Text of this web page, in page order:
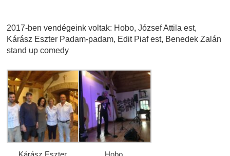
2017-ben vendégeink voltak: Hobo, József Attila est,
Kárász Eszter Padam-padam, Edit Piaf est, Benedek Zalán
stand up comedy
Kárász Eszter Hobo